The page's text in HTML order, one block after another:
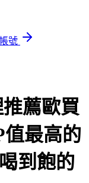
號
薦歐買
最高的
到飽的